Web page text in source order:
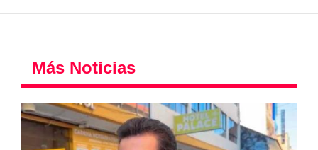
Más Noticias